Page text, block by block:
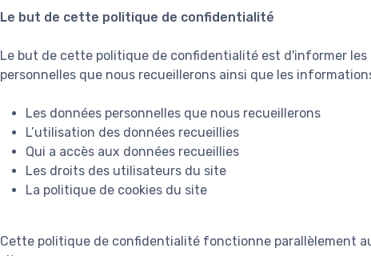
Le but de cette politique de confidentialité
Le but de cette politique de confidentialité est d'informer
personnelles que nous recueillerons ainsi que les
Les données personnelles que nous recueillerons
L’utilisation des données recueillies
Qui a accès aux données recueillies
Les droits des utilisateurs du site
La politique de cookies du site
Cette politique de confidentialité fonctionne parallèlement